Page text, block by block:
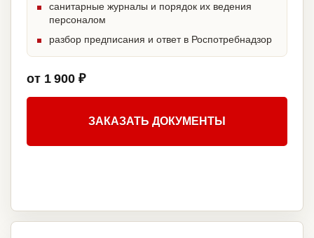
санитарные журналы и порядок их ведения
персоналом
разбор предписания и ответ в Роспотребнадзор
от 1 900 ₽
ЗАКАЗАТЬ ДОКУМЕНТЫ